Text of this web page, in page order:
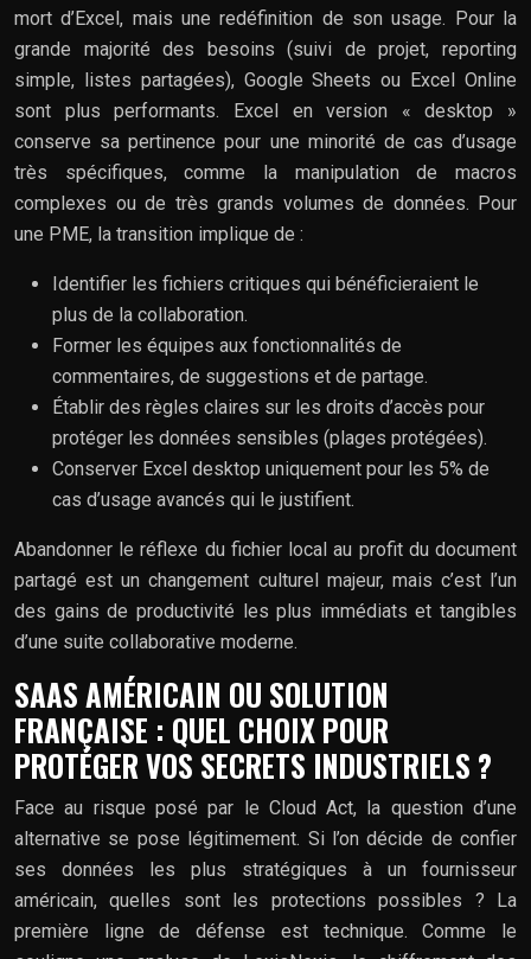
mort d’Excel, mais une redéfinition de son usage. Pour la
grande majorité des besoins (suivi de projet, reporting
simple, listes partagées), Google Sheets ou Excel Online
sont plus performants. Excel en version « desktop »
conserve sa pertinence pour une minorité de cas d’usage
très spécifiques, comme la manipulation de macros
complexes ou de très grands volumes de données. Pour
une PME, la transition implique de :
Identifier les fichiers critiques qui bénéficieraient le
plus de la collaboration.
Former les équipes aux fonctionnalités de
commentaires, de suggestions et de partage.
Établir des règles claires sur les droits d’accès pour
protéger les données sensibles (plages protégées).
Conserver Excel desktop uniquement pour les 5% de
cas d’usage avancés qui le justifient.
Abandonner le réflexe du fichier local au profit du document
partagé est un changement culturel majeur, mais c’est l’un
des gains de productivité les plus immédiats et tangibles
d’une suite collaborative moderne.
SAAS AMÉRICAIN OU SOLUTION
FRANÇAISE : QUEL CHOIX POUR
PROTÉGER VOS SECRETS INDUSTRIELS ?
Face au risque posé par le Cloud Act, la question d’une
alternative se pose légitimement. Si l’on décide de confier
ses données les plus stratégiques à un fournisseur
américain, quelles sont les protections possibles ? La
première ligne de défense est technique. Comme le